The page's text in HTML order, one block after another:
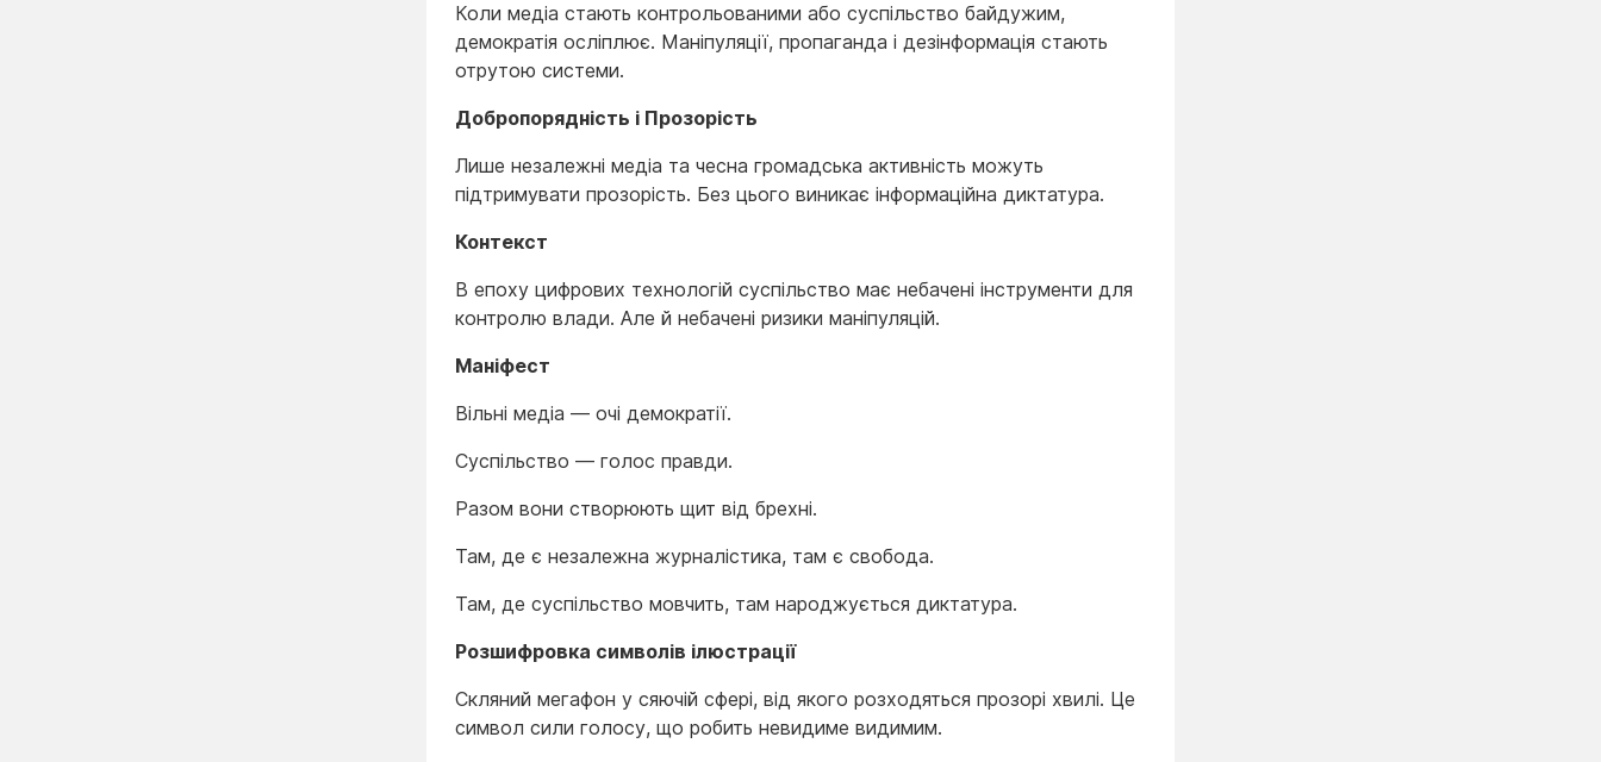
Коли медіа стають контрольованими або суспільство байдужим,
демократія осліплює. Маніпуляції, пропаганда і дезінформація стають
отрутою системи.
Добропорядність і Прозорість
Лише незалежні медіа та чесна громадська активність можуть
підтримувати прозорість. Без цього виникає інформаційна диктатура.
Контекст
В епоху цифрових технологій суспільство має небачені інструменти для
контролю влади. Але й небачені ризики маніпуляцій.
Маніфест
Вільні медіа — очі демократії.
Суспільство — голос правди.
Разом вони створюють щит від брехні.
Там, де є незалежна журналістика, там є свобода.
Там, де суспільство мовчить, там народжується диктатура.
Розшифровка символів ілюстрації
Скляний мегафон у сяючій сфері, від якого розходяться прозорі хвилі. Це
символ сили голосу, що робить невидиме видимим.